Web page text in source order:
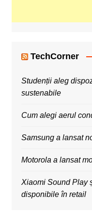
TechCorner
Studenții aleg
sustenabile
Cum alegi aerul
Samsung a lansat
Motorola a lansat
Xiaomi Sound Play
disponibile în retail